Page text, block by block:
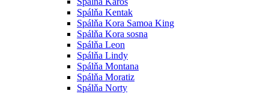
Spálňa Kentak
Spálňa Kora Samoa King
Spálňa Kora sosna
Spálňa Leon
Spálňa Lindy
Spálňa Montana
Spálňa Moratiz
Spálňa Norty